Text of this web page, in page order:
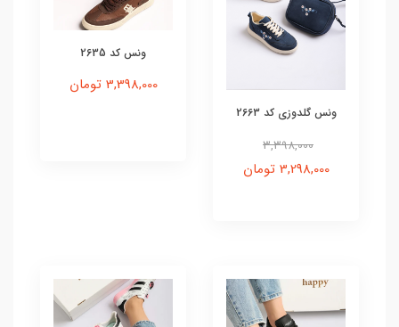
ونس گلدوزی کد 2663
3,398,000
3,298,000 تومان
ونس کد 2635
3,398,000 تومان